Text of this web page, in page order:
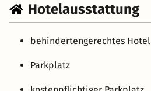
Hotelausstattung
behindertengerechtes Hotel
Parkplatz